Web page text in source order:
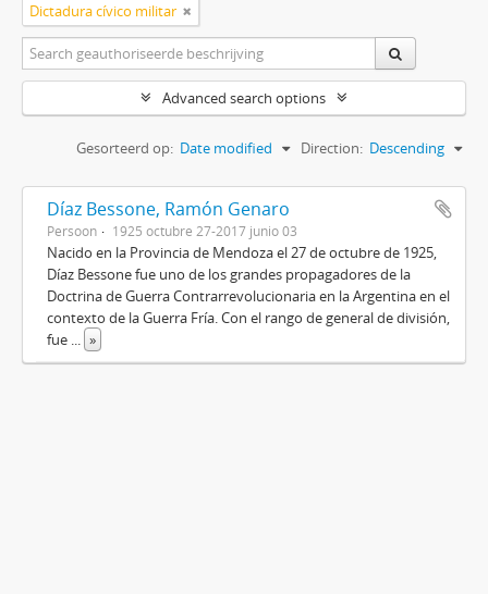
Dictadura cívico militar
Advanced search options
Gesorteerd op: Date modified Direction: Descending
Díaz Bessone, Ramón Genaro
Persoon 1925 octubre 27-2017 junio 03
Nacido en la Provincia de Mendoza el 27 de octubre de 1925,
Díaz Bessone fue uno de los grandes propagadores de la
Doctrina de Guerra Contrarrevolucionaria en la Argentina en el
contexto de la Guerra Fría. Con el rango de general de división,
fue ... »